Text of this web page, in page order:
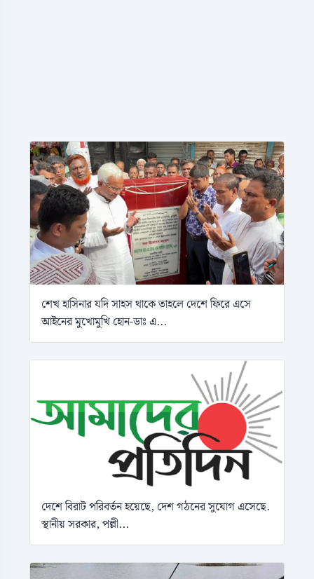
শেখ হাসিনার যদি সাহস থাকে তাহলে দেশে ফিরে এসে
আইনের মুখোমুখি হোন-ডাঃ এ...
দেশে বিরাট পরিবর্তন হয়েছে, দেশ গঠনের সুযোগ এসেছে.
স্থানীয় সরকার, পল্লী...